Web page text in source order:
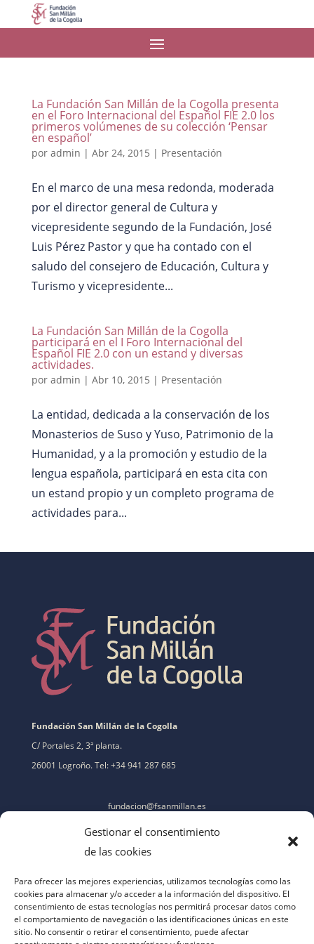
Gestionar el consentimiento
de las cookies
Para ofrecer las mejores experiencias, utilizamos tecnologías como las
cookies para almacenar y/o acceder a la información del dispositivo. El
consentimiento de estas tecnologías nos permitirá procesar datos como
el comportamiento de navegación o las identificaciones únicas en este
sitio. No consentir o retirar el consentimiento, puede afectar
La Fundación San Millán de la Cogolla presenta
en el Foro Internacional del Español FIE 2.0 los
primeros volúmenes de su colección ‘Pensar
en español’
por admin | Abr 24, 2015 | Presentación
En el marco de una mesa redonda, moderada
por el director general de Cultura y
vicepresidente segundo de la Fundación, José
Luis Pérez Pastor y que ha contado con el
saludo del consejero de Educación, Cultura y
Turismo y vicepresidente...
La Fundación San Millán de la Cogolla
participará en el I Foro Internacional del
Español FIE 2.0 con un estand y diversas
actividades.
por admin | Abr 10, 2015 | Presentación
La entidad, dedicada a la conservación de los
Monasterios de Suso y Yuso, Patrimonio de la
Humanidad, y a la promoción y estudio de la
lengua española, participará en esta cita con
un estand propio y un completo programa de
actividades para...
Fundación San Millán de la Cogolla
C/ Portales 2, 3ª planta.
26001 Logroño. Tel: +34 941 287 685
fundacion@fsanmillan.es